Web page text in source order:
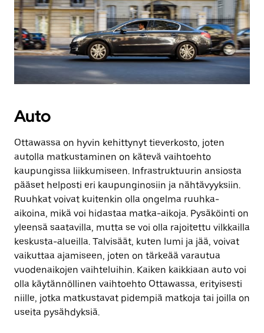
Auto
Ottawassa on hyvin kehittynyt tieverkosto, joten
autolla matkustaminen on kätevä vaihtoehto
kaupungissa liikkumiseen. Infrastruktuurin ansiosta
pääset helposti eri kaupunginosiin ja nähtävyyksiin.
Ruuhkat voivat kuitenkin olla ongelma ruuhka-
aikoina, mikä voi hidastaa matka-aikoja. Pysäköinti on
yleensä saatavilla, mutta se voi olla rajoitettu vilkkailla
keskusta-alueilla. Talvisäät, kuten lumi ja jää, voivat
vaikuttaa ajamiseen, joten on tärkeää varautua
vuodenaikojen vaihteluihin. Kaiken kaikkiaan auto voi
olla käytännöllinen vaihtoehto Ottawassa, erityisesti
niille, jotka matkustavat pidempiä matkoja tai joilla on
useita pysähdyksiä.